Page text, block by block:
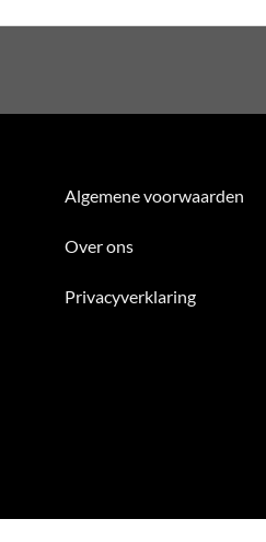
Algemene voorwaarden
Over ons
Privacyverklaring